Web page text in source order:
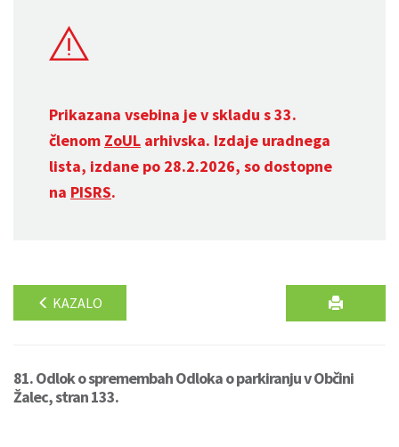
Prikazana vsebina je v skladu s 33.
členom ZoUL arhivska. Izdaje uradnega
lista, izdane po 28.2.2026, so dostopne
na PISRS.
KAZALO
81. Odlok o spremembah Odloka o parkiranju v Občini
Žalec, stran 133.